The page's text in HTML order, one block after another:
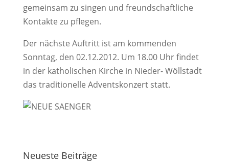
gemeinsam zu singen und freundschaftliche
Kontakte zu pflegen.
Der nächste Auftritt ist am kommenden
Sonntag, den 02.12.2012. Um 18.00 Uhr findet
in der katholischen Kirche in Nieder- Wöllstadt
das traditionelle Adventskonzert statt.
Neueste Beiträge